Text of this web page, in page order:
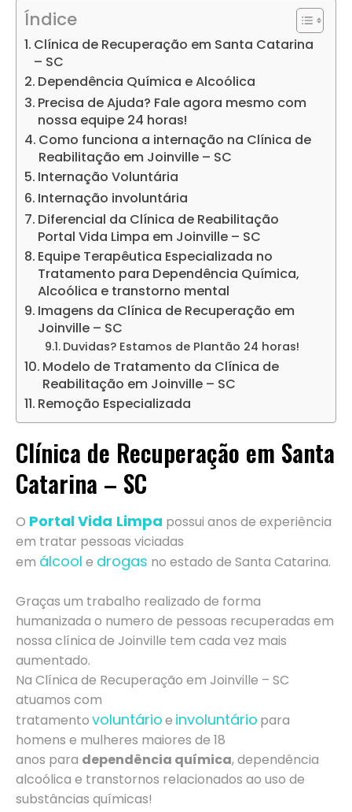
Índice
Clínica de Recuperação em Santa Catarina
– SC
Dependência Química e Alcoólica
Precisa de Ajuda? Fale agora mesmo com
nossa equipe 24 horas!
Como funciona a internação na Clínica de
Reabilitação em Joinville – SC
Internação Voluntária
Internação involuntária
Diferencial da Clínica de Reabilitação
Portal Vida Limpa em Joinville – SC
Equipe Terapêutica Especializada no
Tratamento para Dependência Química,
Alcoólica e transtorno mental
Imagens da Clínica de Recuperação em
Joinville – SC
Duvidas? Estamos de Plantão 24 horas!
Modelo de Tratamento da Clínica de
Reabilitação em Joinville – SC
Remoção Especializada
Clínica de Recuperação em Santa
Catarina – SC
O Portal Vida Limpa possui anos de experiência
em tratar pessoas viciadas
em álcool e drogas no estado de Santa Catarina.
Graças um trabalho realizado de forma
humanizada o numero de pessoas recuperadas em
nossa clínica de Joinville tem cada vez mais
aumentado.
Na Clínica de Recuperação em Joinville – SC
atuamos com
tratamentovoluntárioe involuntário para
homens e mulheres maiores de 18
anos para dependência química, dependência
alcoólica e transtornos relacionados ao uso de
substâncias químicas!